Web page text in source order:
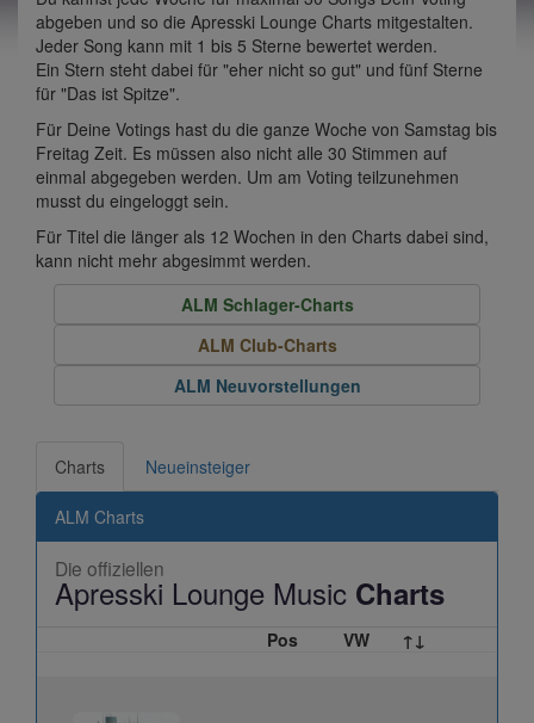
abgeben und so die Apresski Lounge Charts mitgestalten.
Jeder Song kann mit 1 bis 5 Sterne bewertet werden.
Ein Stern steht dabei für "eher nicht so gut" und fünf Sterne
für "Das ist Spitze".
Für Deine Votings hast du die ganze Woche von Samstag bis
Freitag Zeit. Es müssen also nicht alle 30 Stimmen auf
einmal abgegeben werden. Um am Voting teilzunehmen
musst du eingeloggt sein.
Für Titel die länger als 12 Wochen in den Charts dabei sind,
kann nicht mehr abgesimmt werden.
ALM Schlager-Charts
ALM Club-Charts
ALM Neuvorstellungen
Charts Neueinsteiger
ALM Charts
Die offiziellen
Apresski Lounge Music Charts
Pos VW ↑↓